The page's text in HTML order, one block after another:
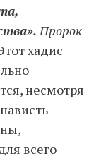
Пророк
хадис
несмотря
всего